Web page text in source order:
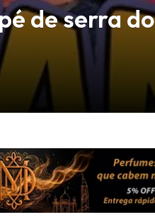
de serra do